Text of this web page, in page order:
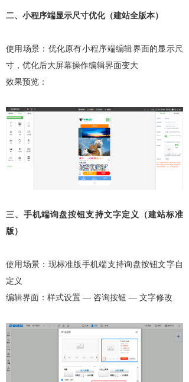
二、小程序端显示尺寸优化（建站全版本）
使用场景：优化原有小程序端编辑界面的显示尺
寸，优化后大屏幕操作编辑界面变大
效果预览：
三、手机端询盘按钮支持文字定义（建站标准
版）
使用场景：现标准版手机端支持询盘按钮文字自
定义
编辑界面：样式设置 — 咨询按钮 — 文字修改